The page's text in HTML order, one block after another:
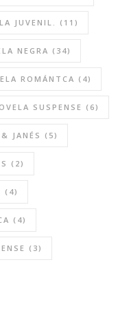
JUVENIL. (11)
NEGRA (34)
ROMÁNTCA (4)
SUSPENSE (6)
JANÉS (5)
(2)
(4)
(4)
(3)